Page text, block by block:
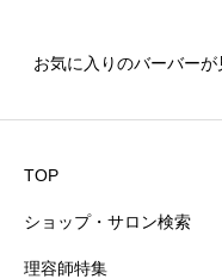
お気に入りのバーバー
TOP
ショップ・サロン検索
理容師特集